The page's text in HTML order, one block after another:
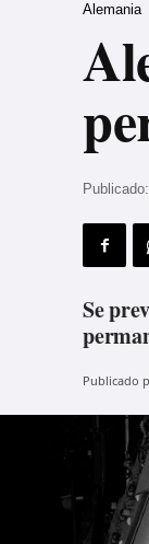
Alemania
Publicado:
Se
Publicado